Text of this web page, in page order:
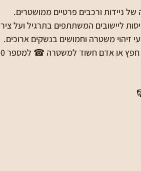
ניידות ורכבים פרטיים ממושטרים.
ליישובים המשתתפים בתרגיל ועל ציר 562.
זיהוי משטרה וחמושים בנשקים ארוכים.